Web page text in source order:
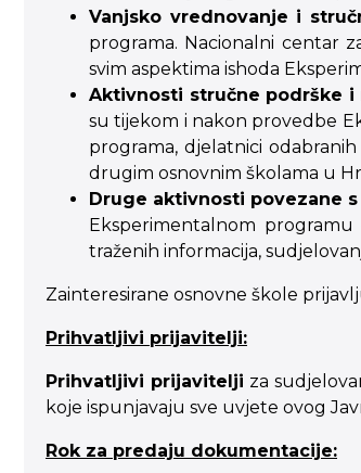
Vanjsko vrednovanje i
programa. Nacionalni centar
svim aspektima ishoda
Aktivnosti stručne podrške i
su tijekom i nakon provedbe
programa, djelatnici
drugim osnovnim školama u
Druge aktivnosti povezane
Eksperimentalnom
traženih informacija,
Zainteresirane osnovne škole
Prihvatljivi prijavitelji:
Prihvatljivi prijavitelji za
koje ispunjavaju sve uvjete ovog
Rok za predaju dokumentacije: